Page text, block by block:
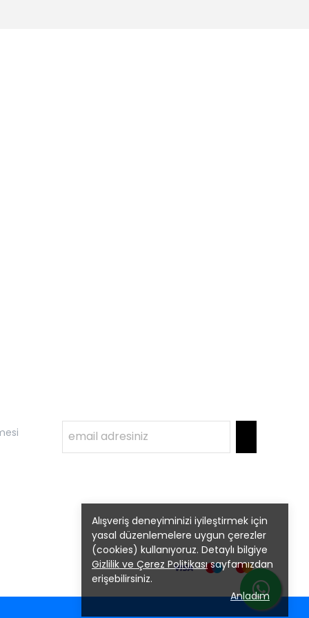
Alışveriş deneyiminizi iyileştirmek için
yasal düzenlemelere uygun çerezler
(cookies) kullanıyoruz. Detaylı bilgiye
Gizlilik ve Çerez Politikasısayfamızdan
erişebilirsiniz.
Anladım